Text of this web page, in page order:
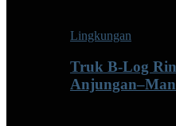
Lingkungan
Truk B-Log